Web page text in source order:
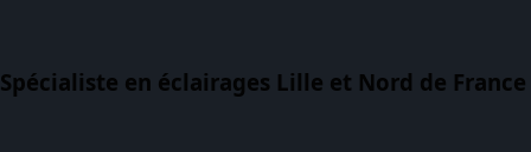
Spécialiste en éclairages Lille et Nord de France